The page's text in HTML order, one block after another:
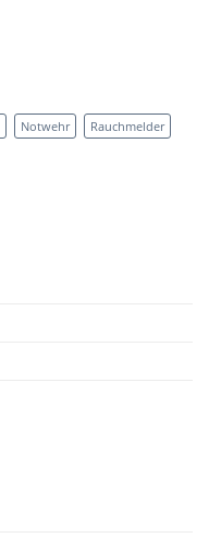
Notwehr
Rauchmelder